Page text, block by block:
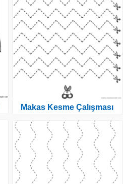
Makas Kesme Çalışması